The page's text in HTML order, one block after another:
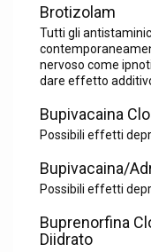
Brotizolam
Tutti gli
nervoso come
dare effetto
Bupivacaina
Possibili effetti
Bupivacaina/
Possibili effetti
Buprenorfina
Diidrato